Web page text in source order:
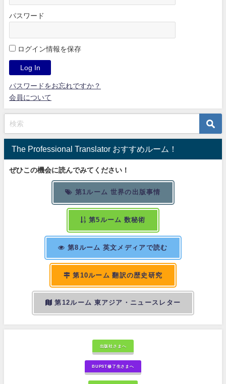
パスワード
ログイン情報を保存
パスワードをお忘れですか？
会員について
The Professional Translator おすすめルーム！
ぜひこの機会に読んでみてください！
第1ルーム 世界の出版事情
第5ルーム 数秘術
第8ルーム 英文メディアで読む
第10ルーム 翻訳の歴史研究
第12ルーム 東アジア・ニュースレター
出版社さまへ
BUPST修了生さまへ